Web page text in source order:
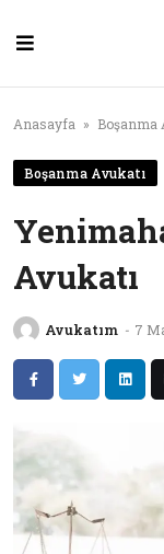
content
Anasayfa » Boşanma
Boşanma Avukatı
Avukatı
Avukatım - 7